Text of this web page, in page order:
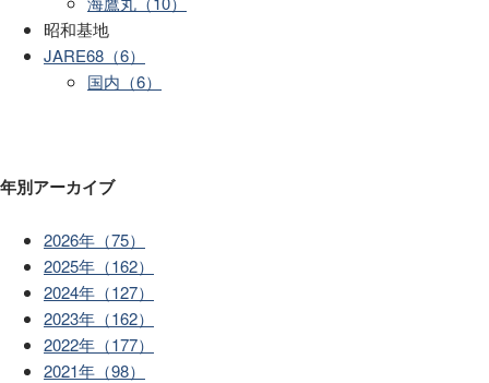
昭和基地
JARE68（6）
国内（6）
年別アーカイブ
2026年（75）
2025年（162）
2024年（127）
2023年（162）
2022年（177）
2021年（98）